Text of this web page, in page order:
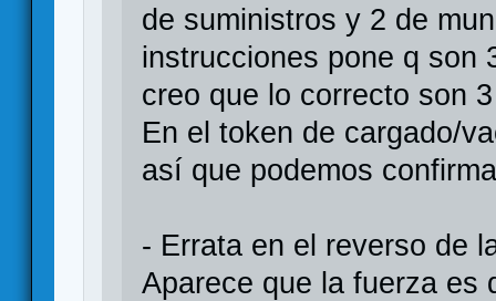
de suministros y 2 de
instrucciones pone q son
creo que lo correcto son
En el token de cargado/
así que podemos
- Errata en el reverso de
Aparece que la fuerza es